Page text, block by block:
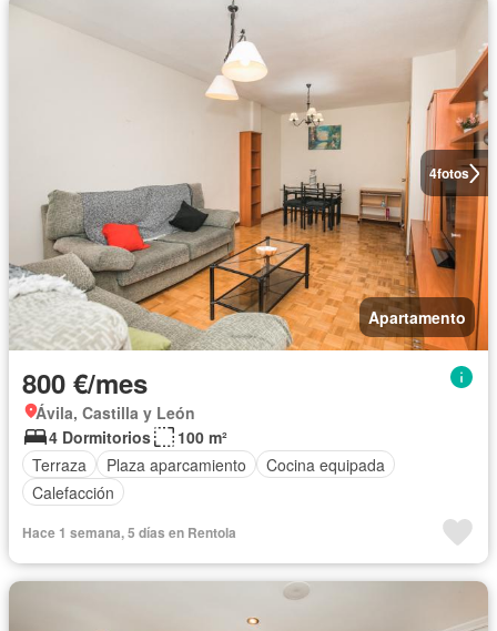
4fotos
Apartamento
800 €/mes
Ávila, Castilla y León
4 Dormitorios
100 m²
Terraza
Plaza aparcamiento
Cocina equipada
Calefacción
Hace 1 semana, 5 días en Rentola